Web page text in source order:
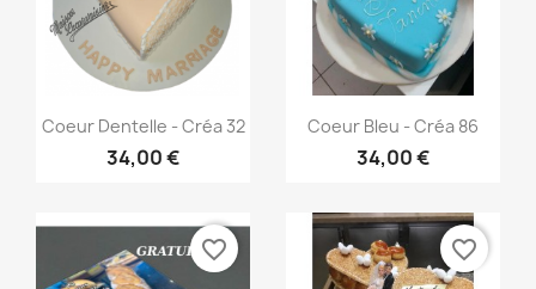
Aperçu rapide
Coeur Dentelle - Créa 32
34,00 €
Aperçu rapide
Coeur Bleu - Créa 86
34,00 €
favorite_border favorite_border